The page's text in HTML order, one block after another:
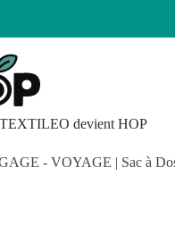
devient HOP
- VOYAGE | Sac à